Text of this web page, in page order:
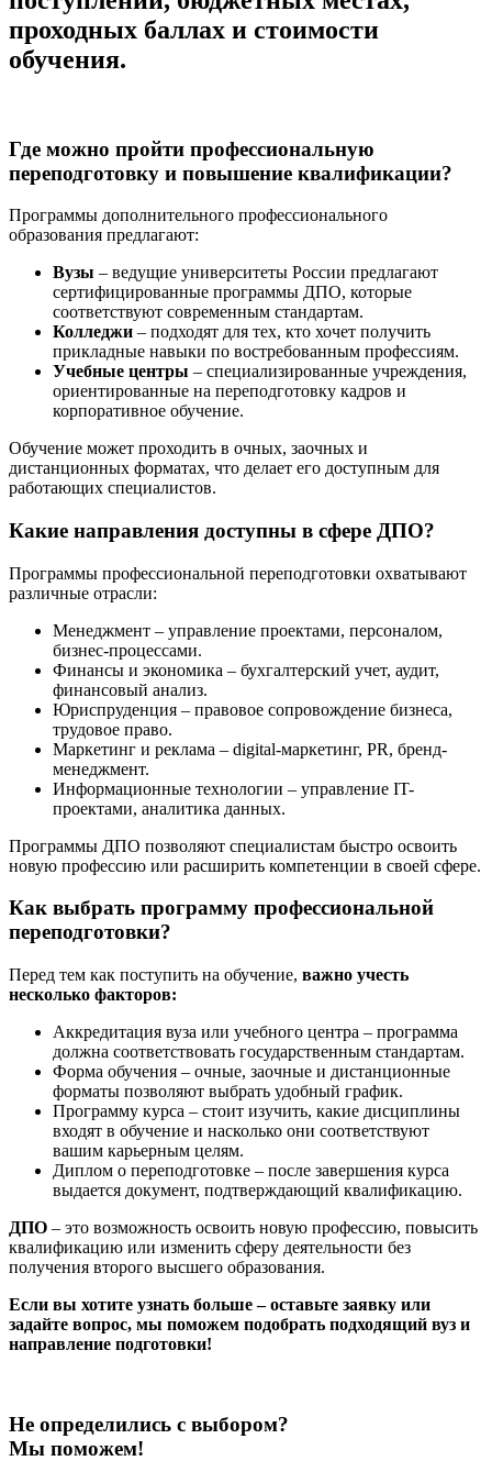
проходных баллах и стоимости
обучения.
Где можно пройти профессиональную
переподготовку и повышение квалификации?
Программы дополнительного профессионального
образования предлагают:
Вузы – ведущие университеты России предлагают
сертифицированные программы ДПО, которые
соответствуют современным стандартам.
Колледжи – подходят для тех, кто хочет получить
прикладные навыки по востребованным профессиям.
Учебные центры – специализированные учреждения,
ориентированные на переподготовку кадров и
корпоративное обучение.
Обучение может проходить в очных, заочных и
дистанционных форматах, что делает его доступным для
работающих специалистов.
Какие направления доступны в сфере ДПО?
Программы профессиональной переподготовки охватывают
различные отрасли:
Менеджмент – управление проектами, персоналом,
бизнес-процессами.
Финансы и экономика – бухгалтерский учет, аудит,
финансовый анализ.
Юриспруденция – правовое сопровождение бизнеса,
трудовое право.
Маркетинг и реклама – digital-маркетинг, PR, бренд-
менеджмент.
Информационные технологии – управление IT-
проектами, аналитика данных.
Программы ДПО позволяют специалистам быстро освоить
новую профессию или расширить компетенции в своей сфере.
Как выбрать программу профессиональной
переподготовки?
Перед тем как поступить на обучение, важно учесть
несколько факторов:
Аккредитация вуза или учебного центра – программа
должна соответствовать государственным стандартам.
Форма обучения – очные, заочные и дистанционные
форматы позволяют выбрать удобный график.
Программу курса – стоит изучить, какие дисциплины
входят в обучение и насколько они соответствуют
вашим карьерным целям.
Диплом о переподготовке – после завершения курса
выдается документ, подтверждающий квалификацию.
ДПО – это возможность освоить новую профессию, повысить
квалификацию или изменить сферу деятельности без
получения второго высшего образования.
Если вы хотите узнать больше – оставьте заявку или
задайте вопрос, мы поможем подобрать подходящий вуз и
направление подготовки!
Не определились с выбором?
Мы поможем!